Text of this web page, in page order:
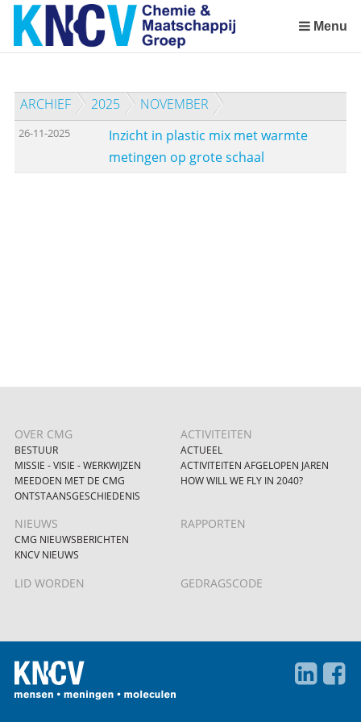
Sla
links
over
de
inhoud
Menu
ARCHIEF 2025 NOVEMBER
26-11-2025
Inzicht in plastic mix met warmte
metingen op grote schaal
OVER CMG
BESTUUR
MISSIE - VISIE - WERKWIJZEN
MEEDOEN MET DE CMG
ONTSTAANSGESCHIEDENIS
ACTIVITEITEN
ACTUEEL
ACTIVITEITEN AFGELOPEN JAREN
HOW WILL WE FLY IN 2040?
NIEUWS
CMG NIEUWSBERICHTEN
KNCV NIEUWS
RAPPORTEN
LID WORDEN GEDRAGSCODE